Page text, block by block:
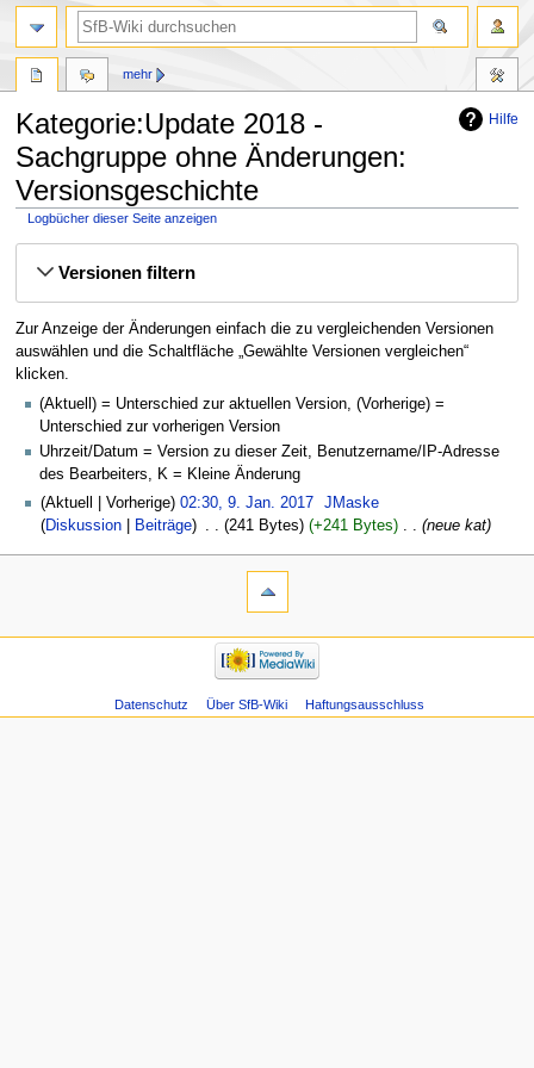
Hilfe
Kategorie:Update 2018 -
Sachgruppe ohne Änderungen:
Versionsgeschichte
Logbücher dieser Seite anzeigen
Navigation
springen
Suche
springen
Versionen filtern
Zur Anzeige der Änderungen einfach die zu vergleichenden Versionen
auswählen und die Schaltfläche „Gewählte Versionen vergleichen“
klicken.
(Aktuell) = Unterschied zur aktuellen Version, (Vorherige) =
Unterschied zur vorherigen Version
Uhrzeit/Datum = Version zu dieser Zeit, Benutzername/IP-Adresse
des Bearbeiters, K = Kleine Änderung
Aktuell
Vorherige 02:30, 9. Jan. 2017
JMaske
Diskussion
Beiträge 241 Bytes +241 Bytes ‎ neue kat
mehr
Datenschutz Über SfB-Wiki Haftungsausschluss